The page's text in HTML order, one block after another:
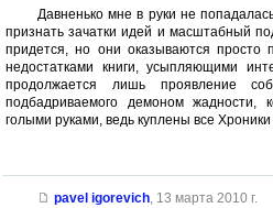
Давненько мне в руки не
признать зачатки идей и масштабный
придется, но они оказываются просто
недостатками книги, усыпляющими
продолжается лишь проявление
подбадриваемого демоном жадности,
голыми руками, ведь куплены все
pavel igorevich, 13 марта 2010 г.